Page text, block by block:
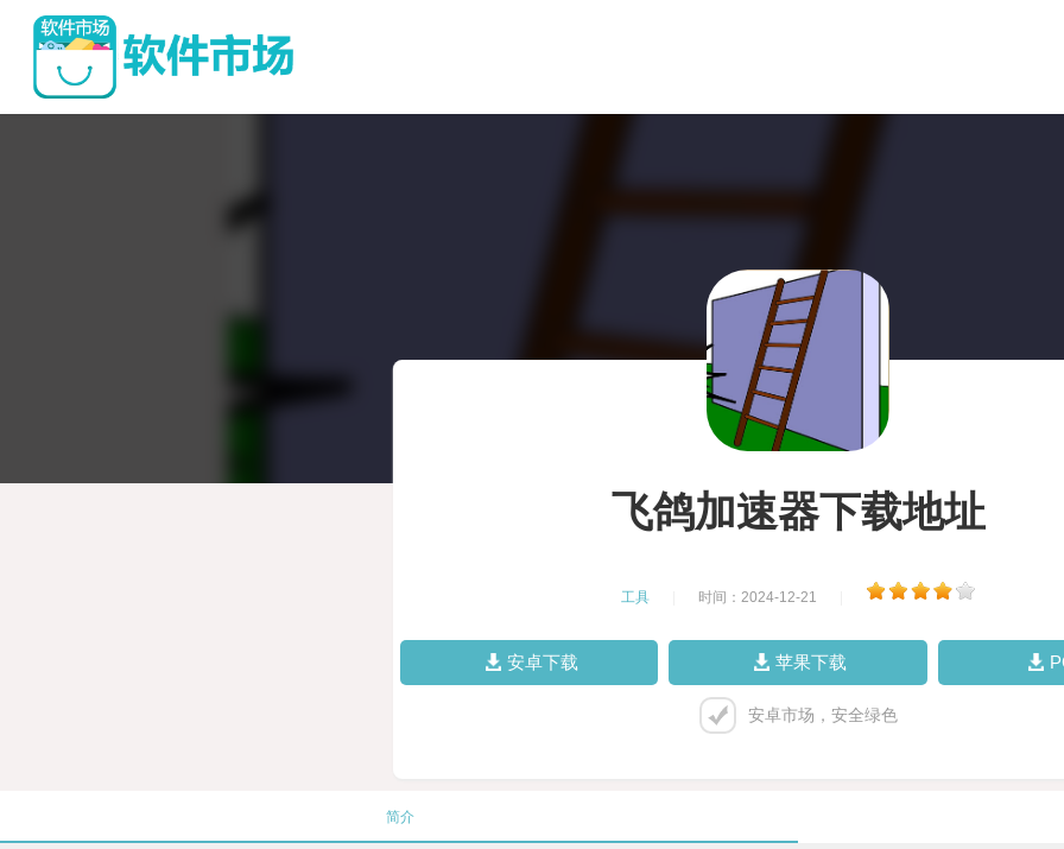
飞鸽加速器下载地址
工具 时间：2024-12-21
安卓下载 苹果下载
安卓市场，安全绿色
简介